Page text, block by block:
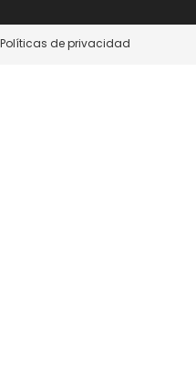
Políticas de privacidad